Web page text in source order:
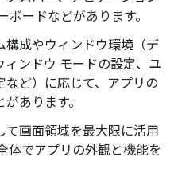
ードなどがあります。
構成やウィンドウ環境（デ
ィンドウ モードの設定、ユ
など）に応じて、アプリの
あります。
て画面領域を最大限に活用
体でアプリの外観と機能を